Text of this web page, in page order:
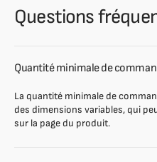
Questions
Quantité minimale de
La quantité minimale de
des dimensions variables, qui
sur la page du produit.